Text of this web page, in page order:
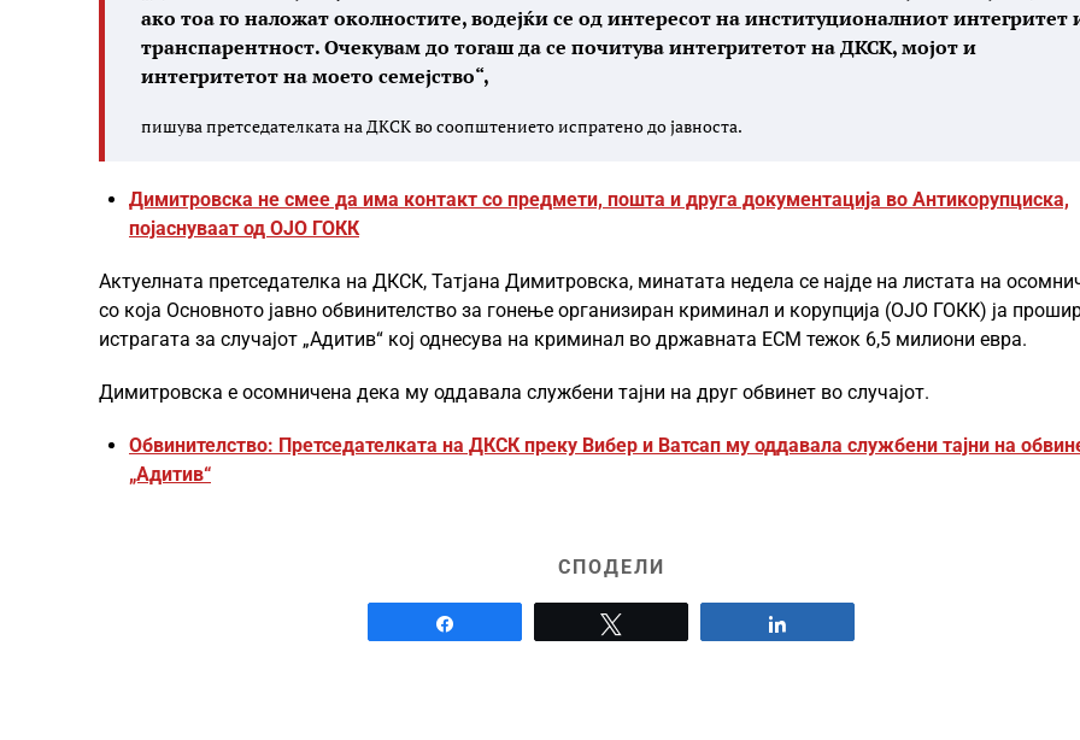
ако тоа го наложат околностите, водејќи се од интересот на институционалниот интегритет
транспарентност. Очекувам до тогаш да се почитува интегритетот на ДКСК, мојот и
интегритетот на моето семејство“,
пишува претседателката на ДКСК во соопштението испратено до јавноста.
Димитровска не смее да има контакт со предмети, пошта и друга документација во Антикорупциска,
појаснуваат од ОЈО ГОКК
Актуелната претседателка на ДКСК, Татјана Димитровска, минатата недела се најде на листата на
со која Основното јавно обвинителство за гонење организиран криминал и корупција (ОЈО ГОКК) ја
истрагата за случајот „Адитив“ кој однесува на криминал во државната ЕСМ тежок 6,5 милиони евра.
Димитровска е осомничена дека му оддавала службени тајни на друг обвинет во случајот.
Обвинителство: Претседателката на ДКСК преку Вибер и Ватсап му оддавала службени тајни на
„Адитив“
СПОДЕЛИ